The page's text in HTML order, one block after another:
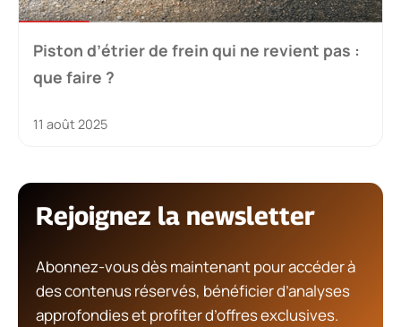
Piston d’étrier de frein qui ne revient pas :
que faire ?
11 août 2025
Rejoignez la newsletter
Abonnez-vous dès maintenant pour accéder à
des contenus réservés, bénéficier d’analyses
approfondies et profiter d’offres exclusives.